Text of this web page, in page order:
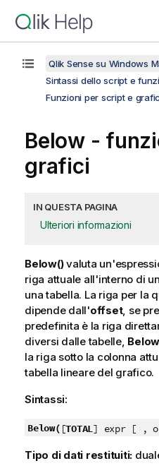
Qlik Sense su Windows
Sintassi dello script e
Funzioni per script e
Below-
grafici
IN QUESTA PAGINA
Ulteriori informazioni
Below()valuta
riga attuale all'interno di
una tabella. La riga per la
dipende dall'offset, se
predefinita è la riga
diversi dalle tabelle,
la riga sotto la colonna
tabella lineare del grafico.
Sintassi:
Below( [TOTAL] expr [ ,
Tipo di dati restituiti: